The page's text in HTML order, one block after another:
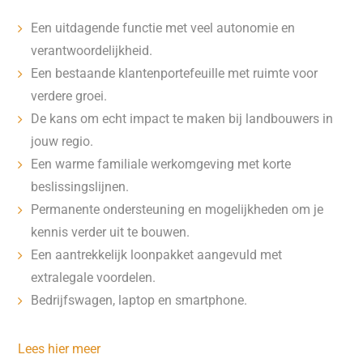
Een uitdagende functie met veel autonomie en
verantwoordelijkheid.
Een bestaande klantenportefeuille met ruimte voor
verdere groei.
De kans om echt impact te maken bij landbouwers in
jouw regio.
Een warme familiale werkomgeving met korte
beslissingslijnen.
Permanente ondersteuning en mogelijkheden om je
kennis verder uit te bouwen.
Een aantrekkelijk loonpakket aangevuld met
extralegale voordelen.
Bedrijfswagen, laptop en smartphone.
Lees hier meer